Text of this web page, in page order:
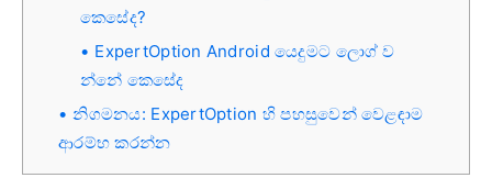
කෙසේද?
ExpertOption Android යෙදුමට ලොග් ව
න්නේ කෙසේද
නිගමනය: ExpertOption හි පහසුවෙන් වෙළඳාම
ආරම්භ කරන්න